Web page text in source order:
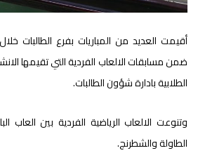
أقيمت العديد من المباريات بفرع الطالبات
ضمن مسابقات الالعاب الفردية التي تقيمها
الطلابية بادارة شؤون الطالبات.
وتنوعت الالعاب الرياضية الفردية بين العاب
الطاولة والشطرنج.